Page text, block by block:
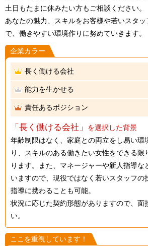
土日もたまに休みたい方もご相談ください。
あなたの魅力、スキルをお客様や若いスタ
で、働きやすい環境作りに努めていきます。
企業カラー
長く働ける会社
能力を生かせる
責任あるポジション
「長く働ける会社」
を選択した背景
年齢制限はなく、家庭との両立をし易い環
り、スキルのある働きたい女性をできる限
ります。また、マネージャーや新人指導な
いますので、現役ではなく若いスタッフの
指導に携わることも可能。
状況に応じた契約形態がありますので、面
い。
ここを重視しています！